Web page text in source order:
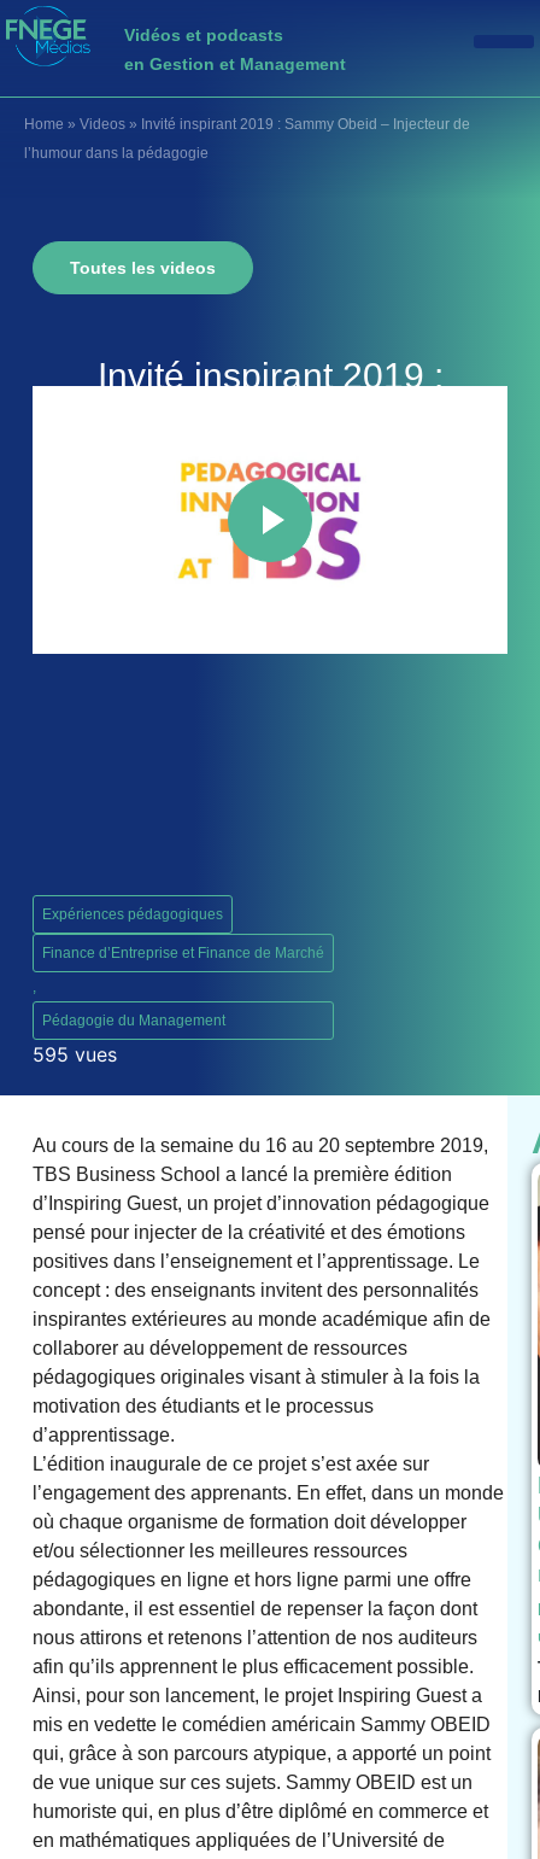
Vidéos et podcasts
en Gestion et Management
Home » Videos » Invité inspirant 2019 : Sammy Obeid – Injecteur de
l’humour dans la pédagogie
Toutes les videos
Invité inspirant 2019 :
l’humour dans la pédagogie
Expériences pédagogiques
Finance d’Entreprise et Finance de Marché
Pédagogie du Management
595 vues
Au cours de la semaine du 16 au 20 septembre 2019,
TBS Business School a lancé la première édition
d’Inspiring Guest, un projet d’innovation pédagogique
pensé pour injecter de la créativité et des émotions
positives dans l’enseignement et l’apprentissage. Le
concept : des enseignants invitent des personnalités
inspirantes extérieures au monde académique afin de
collaborer au développement de ressources
pédagogiques originales visant à stimuler à la fois la
motivation des étudiants et le processus
d’apprentissage.
L’édition inaugurale de ce projet s’est axée sur
l’engagement des apprenants. En effet, dans un monde
où chaque organisme de formation doit développer
et/ou sélectionner les meilleures ressources
pédagogiques en ligne et hors ligne parmi une offre
abondante, il est essentiel de repenser la façon dont
nous attirons et retenons l’attention de nos auditeurs
afin qu’ils apprennent le plus efficacement possible.
Ainsi, pour son lancement, le projet Inspiring Guest a
mis en vedette le comédien américain Sammy OBEID
qui, grâce à son parcours atypique, a apporté un point
de vue unique sur ces sujets. Sammy OBEID est un
humoriste qui, en plus d’être diplômé en commerce et
en mathématiques appliquées de l’Université de